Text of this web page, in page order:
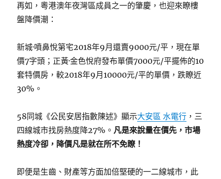
再如，粵港澳年夜灣區成員之一的肇慶，也迎來瞭樓
盤降價潮：
新城·噴鼻悅第宅2018年9月還賣9000元/平，現在單
價7字頭；正黃·金色悅府發布單價7000元/平擺佈的10
套特價房，較2018年9月10000元/平的單價，跌瞭近
30%。
58同城《公民安居指數陳述》顯示大安區 水電行 ，三
四線城市找房熱度降27%。 凡是來說量在價先，市場
熱度冷卻，降價凡是就在所不免瞭！
即便是生齒、財產等方面加倍堅硬的一二線城市，此